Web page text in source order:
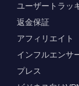
ユーザートラッ
返金保証
アフィリエイト
インフルエンサ
プレス